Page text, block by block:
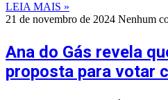
LEIA MAIS »
21 de novembro de 2024 Nenhum
Ana do Gás revela
proposta para votar